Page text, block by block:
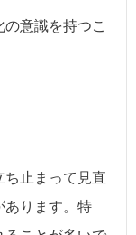
意識を持つこ
ち止まって見直
あります。特